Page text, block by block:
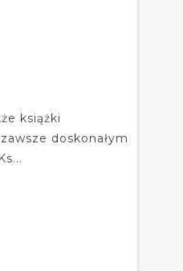
książki
doskonałym